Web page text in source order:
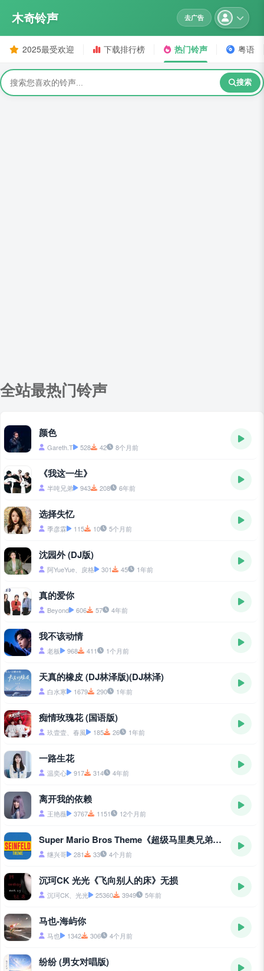
木奇铃声 去广告
2025最受欢迎 下载排行榜 热门铃声 粤语
搜索
全站最热门铃声
颜色
Gareth.T 528 42 8个月前
《我这一生》
半吨兄弟 943 208 6年前
选择失忆
季彦霖 115 10 5个月前
沈园外 (DJ版)
阿YueYue、戾格 301 45 1年前
真的爱你
Beyond 606 57 4年前
我不该动情
老板 968 411 1个月前
天真的橡皮 (DJ林泽版)(DJ林泽)
白水寒 1679 290 1年前
痴情玫瑰花 (国语版)
玖壹壹、春風 185 26 1年前
一路生花
温奕心 917 314 4年前
离开我的依赖
王艳薇 3767 1151 12个月前
Super Mario Bros Theme《超级马里奥兄弟主题曲》
继兴哥 281 33 4个月前
沉珂CK 光光《飞向别人的床》无损
沉珂CK、光光 25360 3949 5年前
马也-海屿你
马也 1342 306 4个月前
纷纷 (男女对唱版)